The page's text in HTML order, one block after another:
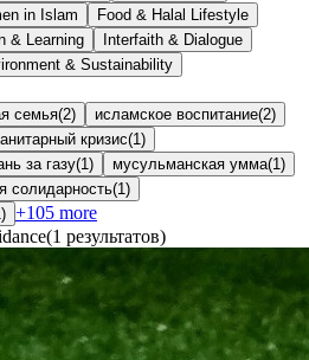
in Islam
Food & Halal Lifestyle
& Learning
Interfaith & Dialogue
& Sustainability
семья(2) исламское воспитание(2)
кризис(1 )
за газу(1 ) мусульманская умма(1 )
солидарность(1 )
) +105 more
(1 результатов)